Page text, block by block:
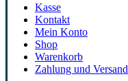
Kasse
Kontakt
Mein Konto
Shop
Warenkorb
Zahlung und Versand